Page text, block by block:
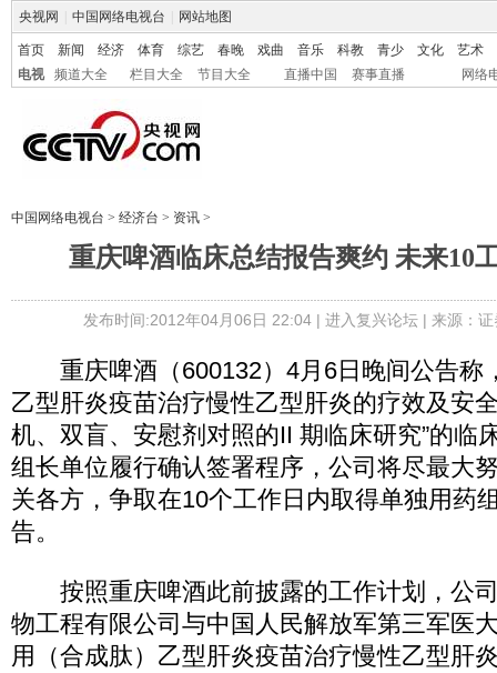
央视网 中国网络电视台 网站地图
首页 新闻 经济 体育 综艺 春晚 戏曲 音乐 科教 青少 文化
艺术
电视
频道大全 栏目大全 节目大全 直播中国 赛事直播 网络
中国网络电视台 > 经济台 > 资讯 >
重庆啤酒临床总结报告爽约 未来10
发布时间:2012年04月06日 22:04 | 进入复兴论坛| 来源：
重庆啤酒（600132）4月6日晚间公告称
乙型肝炎疫苗治疗慢性乙型肝炎的疗效及安
机、双盲、安慰剂对照的II 期临床研究”的临
组长单位履行确认签署程序，公司将尽最大
关各方，争取在10个工作日内取得单独用药
告。
按照重庆啤酒此前披露的工作计划，公
物工程有限公司与中国人民解放军第三军医
用（合成肽）乙型肝炎疫苗治疗慢性乙型肝